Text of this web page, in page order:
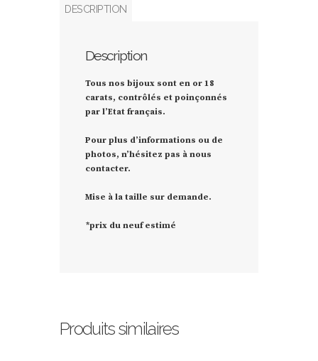
DESCRIPTION
Description
Tous nos bijoux sont en or 18
carats, contrôlés et poinçonnés
par l’Etat français.
Pour plus d’informations ou de
photos, n’hésitez pas à nous
contacter.
Mise à la taille sur demande.
*prix du neuf estimé
Produits similaires